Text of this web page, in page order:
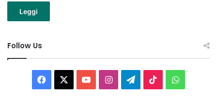
Leggi
Follow Us
Facebook You InstagramTelegram
TikTok